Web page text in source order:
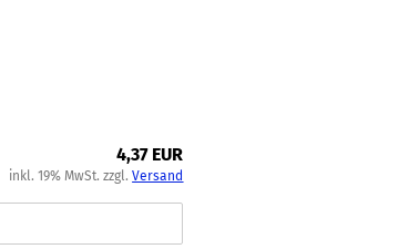
4,37 EUR
inkl. 19% MwSt. zzgl.Versand